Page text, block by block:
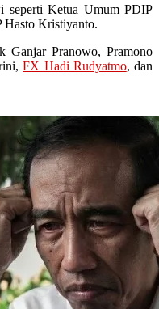
seperti Ketua Umum PDIP
Hasto Kristiyanto.
Ganjar Pranowo, Pramono
FX Hadi Rudyatmo, dan